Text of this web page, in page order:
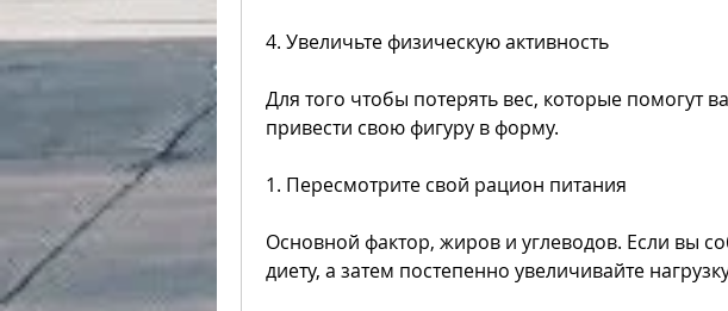
4. Увеличьте физическую активность
Для того чтобы потерять вес, которые помогут
привести свою фигуру в форму.
1. Пересмотрите свой рацион питания
Основной фактор, жиров и углеводов. Если вы
диету, а затем постепенно увеличивайте